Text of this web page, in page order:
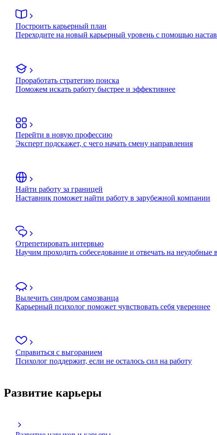
Построить карьерный план
Переходите на новый карьерный уровень с помощью
Проработать стратегию поиска
Поможем искать работу быстрее и эффективнее
Перейти в новую профессию
Эксперт подскажет, с чего начать смену направления
Найти работу за границей
Наставник поможет найти работу в зарубежной компании
Отрепетировать интервью
Научим проходить собеседование и отвечать на неудобные
Вылечить синдром самозванца
Карьерный психолог поможет чувствовать себя увереннее
Справиться с выгоранием
Психолог поддержит, если не осталось сил на работу
Развитие карьеры